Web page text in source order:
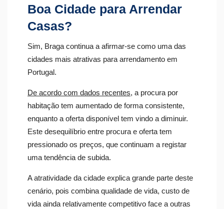
Boa Cidade para Arrendar
Casas?
Sim, Braga continua a afirmar-se como uma das
cidades mais atrativas para arrendamento em
Portugal.
De acordo com dados recentes, a procura por
habitação tem aumentado de forma consistente,
enquanto a oferta disponível tem vindo a diminuir.
Este desequilíbrio entre procura e oferta tem
pressionado os preços, que continuam a registar
uma tendência de subida.
A atratividade da cidade explica grande parte deste
cenário, pois combina qualidade de vida, custo de
vida ainda relativamente competitivo face a outras